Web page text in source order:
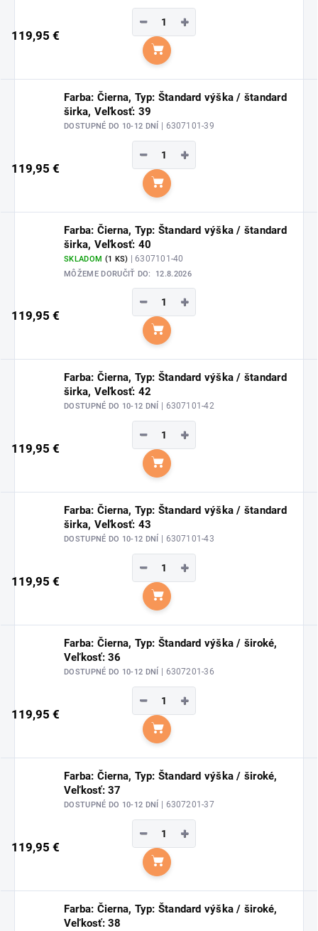
119,95 €
+
−
Do košíka
Farba: Čierna, Typ: Štandard výška / štandard
širka, Veľkosť: 39
DOSTUPNÉ DO 10-12 DNÍ | 6307101-39
119,95 €
+
−
Do košíka
Farba: Čierna, Typ: Štandard výška / štandard
širka, Veľkosť: 40
SKLADOM (1 KS) | 6307101-40
MÔŽEME DORUČIŤ DO: 12.8.2026
119,95 €
+
−
Do košíka
Farba: Čierna, Typ: Štandard výška / štandard
širka, Veľkosť: 42
DOSTUPNÉ DO 10-12 DNÍ | 6307101-42
119,95 €
+
−
Do košíka
Farba: Čierna, Typ: Štandard výška / štandard
širka, Veľkosť: 43
DOSTUPNÉ DO 10-12 DNÍ | 6307101-43
119,95 €
+
−
Do košíka
Farba: Čierna, Typ: Štandard výška / široké,
Veľkosť: 36
DOSTUPNÉ DO 10-12 DNÍ | 6307201-36
119,95 €
+
−
Do košíka
Farba: Čierna, Typ: Štandard výška / široké,
Veľkosť: 37
DOSTUPNÉ DO 10-12 DNÍ | 6307201-37
119,95 €
+
−
Do košíka
Farba: Čierna, Typ: Štandard výška / široké,
Veľkosť: 38